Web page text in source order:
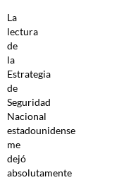
La
lectura
de
la
Estrategia
de
Seguridad
Nacional
estadounidense
me
dejó
absolutamente